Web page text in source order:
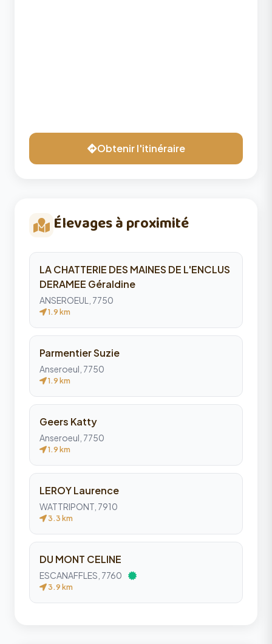
Obtenir l'itinéraire
Élevages à proximité
LA CHATTERIE DES MAINES DE L'ENCLUS
DERAMEE Géraldine
ANSEROEUL, 7750
1.9 km
Parmentier Suzie
Anseroeul, 7750
1.9 km
Geers Katty
Anseroeul, 7750
1.9 km
LEROY Laurence
WATTRIPONT, 7910
3.3 km
DU MONT CELINE
ESCANAFFLES, 7760
3.9 km